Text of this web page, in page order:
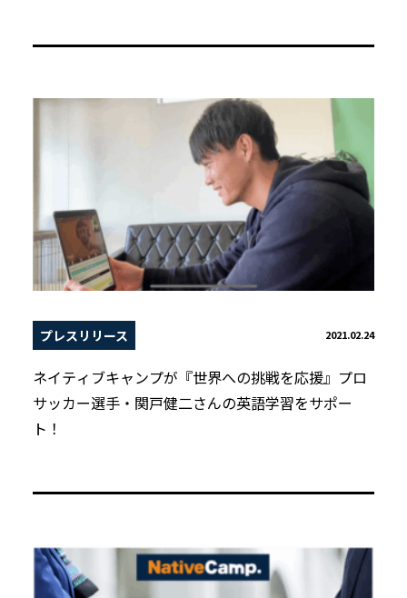
プレスリリース 2021.02.24
ネイティブキャンプが『世界への挑戦を応援』プロ
サッカー選手・関戸健二さんの英語学習をサポー
ト！